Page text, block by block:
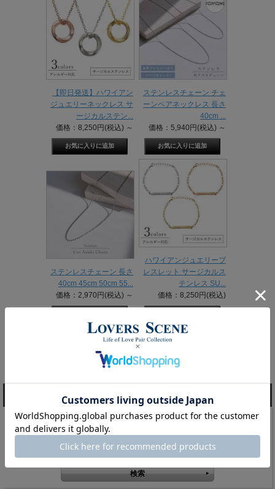
【即日発送】ハワイアン
ジュエリーネックレス サ
ージカルステン...
価格：8,250円(税込) ～
ステンレスチェーン チェ
ーンペアネックレス 長さ
40cm ...
価格：5,940円(税込) ～
ステンレスチェーン 長さ
40cm 45cm 50cm 55...
価格：2,970円(税込) ～
ハワイアンジュエリーブ
レスレット サージカルス
テンレス SU...
価格：8,250円(税込)
1 / 1ページ（全6件）
キーワード検索